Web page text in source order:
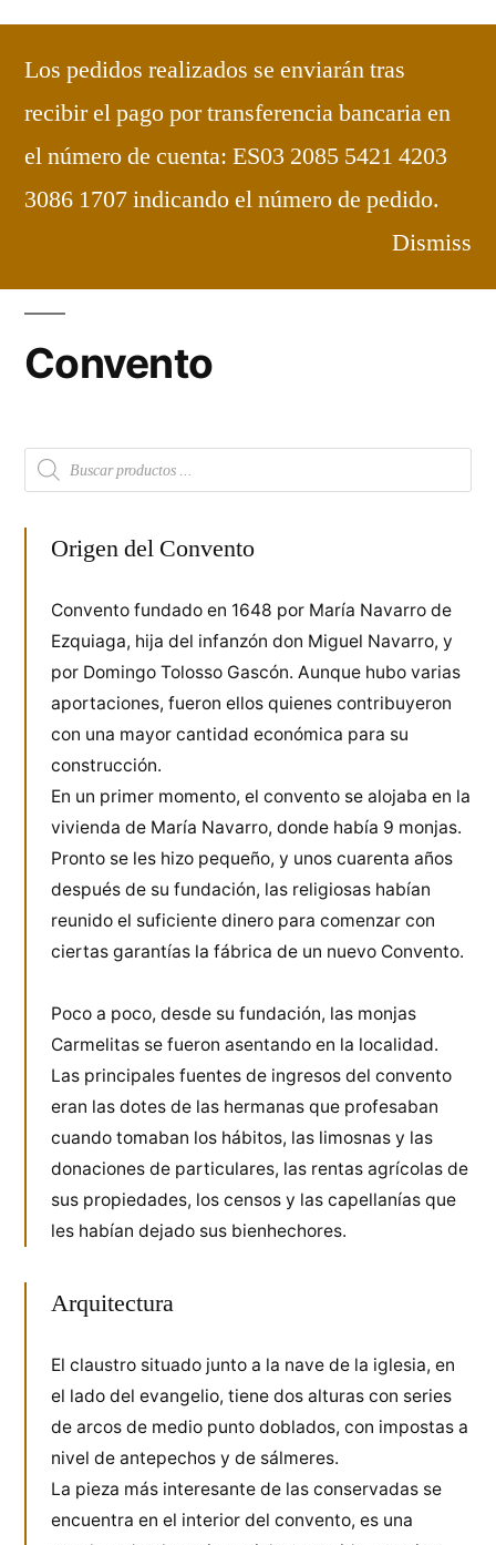
Saltar
contenido
Carmelitas de Maluenda
Dulces
elaborados en el Convento
Bienvenidos
Convento
Búsqueda
de
Origen del Convento
Convento fundado en 1648 por María Navarro de
Ezquiaga, hija del infanzón don Miguel Navarro, y
por Domingo Tolosso Gascón. Aunque hubo varias
aportaciones, fueron ellos quienes contribuyeron
con una mayor cantidad económica para su
construcción.
En un primer momento, el convento se alojaba en la
vivienda de María Navarro, donde había 9 monjas.
Pronto se les hizo pequeño, y unos cuarenta años
después de su fundación, las religiosas habían
reunido el suficiente dinero para comenzar con
ciertas garantías la fábrica de un nuevo Convento.
Poco a poco, desde su fundación, las monjas
Carmelitas se fueron asentando en la localidad.
Las principales fuentes de ingresos del convento
eran las dotes de las hermanas que profesaban
cuando tomaban los hábitos, las limosnas y las
donaciones de particulares, las rentas agrícolas de
sus propiedades, los censos y las capellanías que
les habían dejado sus bienhechores.
Arquitectura
El claustro situado junto a la nave de la iglesia, en
el lado del evangelio, tiene dos alturas con series
de arcos de medio punto doblados, con impostas a
nivel de antepechos y de sálmeres.
La pieza más interesante de las conservadas se
encuentra en el interior del convento, es una
Los pedidos realizados se enviarán tras
recibir el pago por transferencia bancaria en
el número de cuenta: ES03 2085 5421 4203
3086 1707 indicando el número de pedido.
Dismiss